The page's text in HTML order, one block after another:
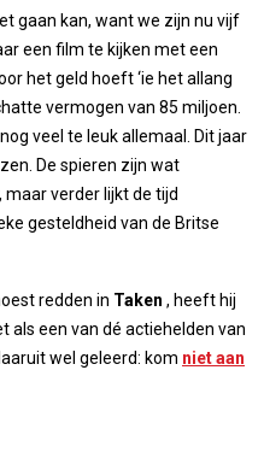
gaan kan, want we zijn nu vijf
een film te kijken met een
het geld hoeft ‘ie het allang
vermogen van 85 miljoen.
veel te leuk allemaal. Dit jaar
De spieren zijn wat
verder lijkt de tijd
gesteldheid van de Britse
redden in Taken , heeft hij
een van dé actiehelden van
wel geleerd: kom niet aan